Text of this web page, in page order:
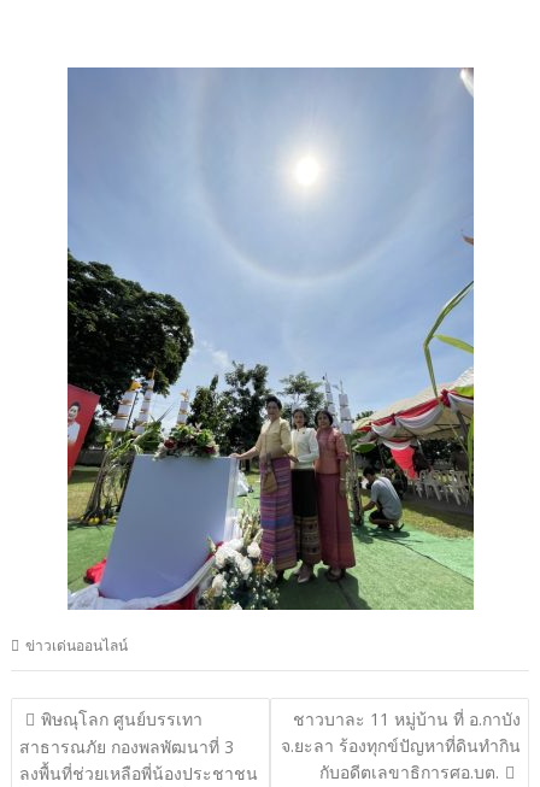
ข่าวเด่นออนไลน์
แนะแนว
เรื่อง
พิษณุโลก ศูนย์บรรเทา
สาธารณภัย กองพลพัฒนาที่ 3
ลงพื้นที่ช่วยเหลือพี่น้องประชาชน
ชาวบาละ 11 หมู่บ้าน ที่ อ.กาบัง
จ.ยะลา ร้องทุกข์ปัญหาที่ดินทำกิน
กับอดีตเลขาธิการศอ.บต.